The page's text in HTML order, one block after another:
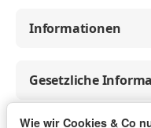
Informationen
Gesetzliche
Wie wir Cookies & Co